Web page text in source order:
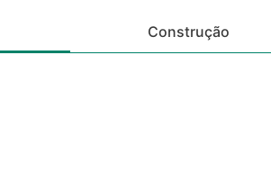
Construção